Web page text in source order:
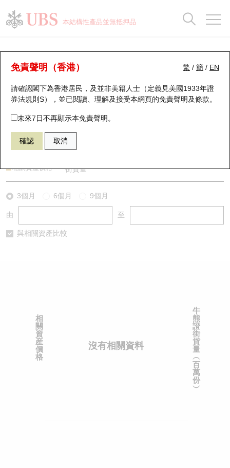
本結構性產品並無抵押品
繁 / 簡 / EN
免責聲明（香港）
請確認閣下為香港居民，及並非美籍人士（定義見美國1933年證
券法規則S），並已閱讀、理解及接受本網頁的免責聲明及條款。
未來7日不再顯示本免責聲明。
確認 取消
牛熊證分析儀
表現 街貨統計 比較
55320 瑞銀熊證 HSI 恒生指數
相關資產價格 街貨量
3個月 6個月 9個月
由 至
與相關資產比較
沒有相關資料
牛
熊
證
街
貨
量
︵
百
萬
份
︶
相
關
資
産
價
格
瑞銀認股證一覽
新發行瑞銀認股證
即將到期認股證
認股證到期結算價查詢
認股證分析儀
認股證速算機
引伸波幅比較圖
街貨統計
比較
牛熊全景快搜
牛熊證搜尋
牛熊證街貨分佈圖
正股牛熊證列表
新發行瑞銀牛熊證
已收回牛熊證剩餘價值
即將到期牛熊證
牛熊證文件及公告
牛熊證文件及公告 (瑞信)
街貨統計
比較
十大升幅/跌幅
十大認股證成交分佈
十天股證佔大市成交
資金流
街貨統計
三十大平均引伸波幅
正股分析儀
二十大活躍股份
恒指成份股
國指成份股
科指成份股
相關資產沽空
業績及經濟日曆
收市競價變化
持股比重
顯示所有持股比重
每月輪證大市專題
輪證專欄
講座及教育短片
認股證投資者教育
牛熊證投資者教育
認股證牛熊證常問問題